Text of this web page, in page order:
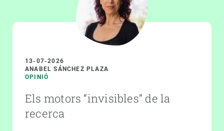
13-07-2026
ANABEL SÁNCHEZ PLAZA
OPINIÓ
Els motors “invisibles” de la
recerca